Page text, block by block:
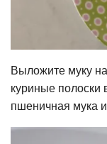
Выложите муку
куриные полоски
пшеничная мука